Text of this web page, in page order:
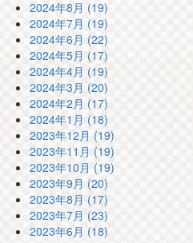
2024年8月 (19)
2024年7月 (19)
2024年6月 (22)
2024年5月 (17)
2024年4月 (19)
2024年3月 (20)
2024年2月 (17)
2024年1月 (18)
2023年12月 (19)
2023年11月 (19)
2023年10月 (19)
2023年9月 (20)
2023年8月 (17)
2023年7月 (23)
2023年6月 (18)